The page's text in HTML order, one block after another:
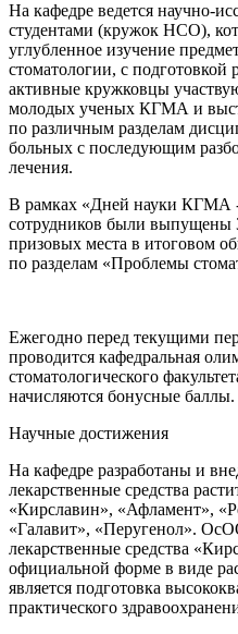
На кафедре ведется научно-
студентами (кружок НСО),
углубленное изучение
стоматологии, с подготовкой
активные кружковцы
молодых ученых КГМА и
по различным разделам
больных с последующим
лечения.
В рамках «Дней науки КГМА
сотрудников были выпущены
призовых места в итоговом
по разделам «Проблемы
Ежегодно перед текущими
проводится кафедральная
стоматологического
начисляются бонусные баллы.
Научные достижения
На кафедре разработаны и
лекарственные средства
«Кирславин», «Афламент»,
«Галавит», «Перугенол».
лекарственные средства
официальной форме в виде
является подготовка
практического